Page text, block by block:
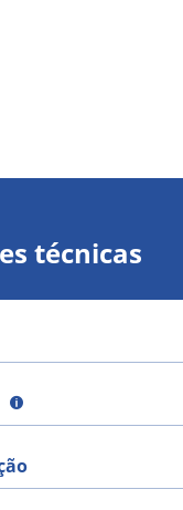
técnicas